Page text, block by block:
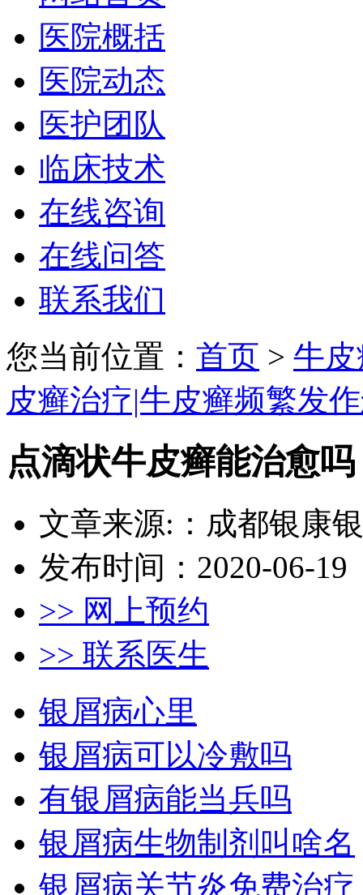
医院概括
医院动态
医护团队
临床技术
在线咨询
在线问答
联系我们
您当前位置： 首页 > 牛
皮癣治疗|牛皮癣频繁发
点滴状牛皮癣能治愈吗
文章来源:：成都银康
发布时间：2020-06-19
>> 网上预约
>> 联系医生
银屑病心里
银屑病可以冷敷吗
有银屑病能当兵吗
银屑病生物制剂叫啥名
银屑病关节炎免费治疗